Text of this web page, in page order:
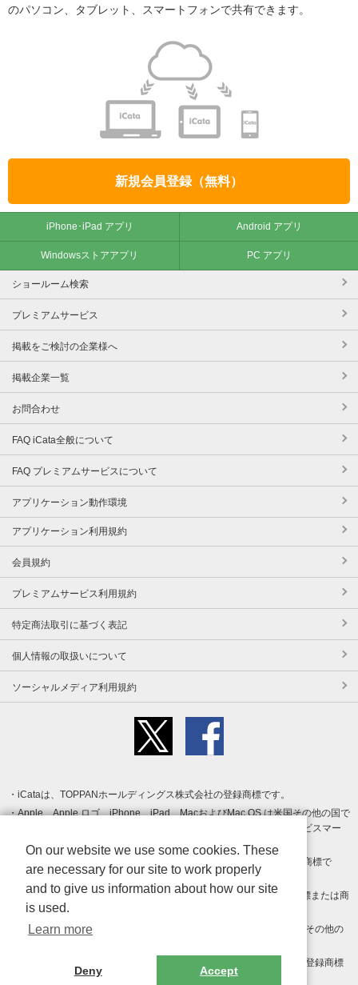
のパソコン、タブレット、スマートフォンで共有できます。
新規会員登録（無料）
iPhone･iPad アプリ Android アプリ
Windowsストアアプリ PC アプリ
ショールーム検索
プレミアムサービス
掲載をご検討の企業様へ
掲載企業一覧
お問合わせ
FAQ iCata全般について
FAQ プレミアムサービスについて
アプリケーション動作環境
アプリケーション利用規約
会員規約
プレミアムサービス利用規約
特定商法取引に基づく表記
個人情報の取扱いについて
ソーシャルメディア利用規約
iCataは、TOPPANホールディングス株式会社の登録商標です。
Apple、Apple ロゴ、iPhone、iPad、MacおよびMac OS は米国その他の国で
登録された Apple Inc. の商標です。App Store は Apple Inc. のサービスマー
クです。
Android、Google Play および Google Play ロゴ は Google LLC の商標で
す。
Windows は Microsoft Inc.の米国およびその他の国における登録商標または商
標です。
Adobe、Adobe Reader、Adobe PDF は、Adobe Inc.の米国およびその他の
その他、記載されている会社名、商品名、ロゴは各社の商標または登録商標
On our website we use some cookies. These
are necessary for our site to work properly
and to give us information about how our site
is used.
Learn more
Deny Accept